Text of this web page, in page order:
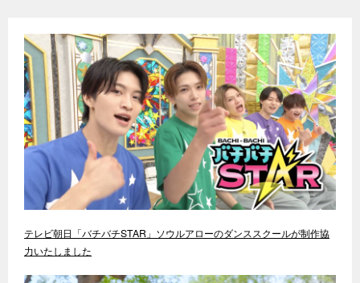
テレビ朝日「バチバチSTAR」ソウルアローのダンススクールが制作協
力いたしました